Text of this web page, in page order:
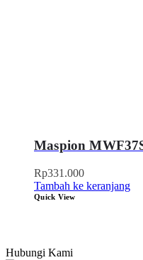
Maspion
Rp331.000
Tambah ke keranjang
Quick View
Hubungi Kami